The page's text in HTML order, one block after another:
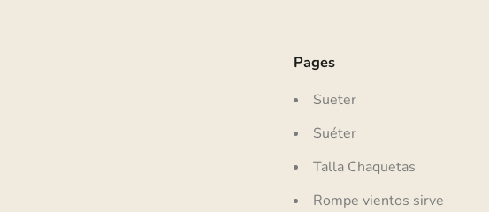
Pages
Sueter
Suéter
Talla Chaquetas
Rompe vientos sirve